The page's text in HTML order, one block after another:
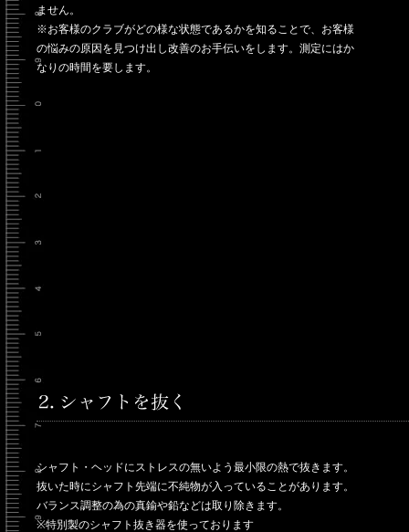
ません。
※お客様のクラブがどの様な状態であるかを知ることで、お客様
の悩みの原因を見つけ出し改善のお手伝いをします。測定にはか
なりの時間を要します。
シャフト・ヘッドにストレスの無いよう最小限の熱で抜きます。
抜いた時にシャフト先端に不純物が入っていることがあります。
バランス調整の為の真鍮や鉛などは取り除きます。
※特別製のシャフト抜き器を使っております